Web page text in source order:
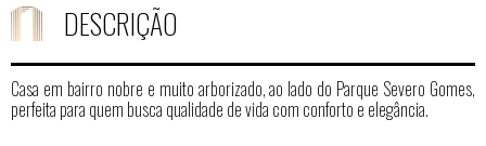
DESCRIÇÃO
Casa em bairro nobre e muito arborizado, ao lado do Parque Severo Gomes,
perfeita para quem busca qualidade de vida com conforto e elegância.